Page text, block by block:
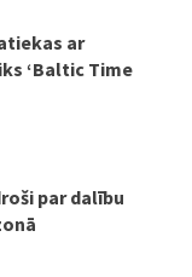
ar
‘Baltic Time
par dalību